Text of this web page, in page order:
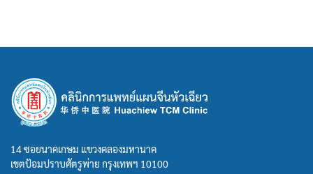
14 ซอยนาคเกษม แขวงคลองมหานาค
เขตป้อมปราบศัตรูพ่าย กรุงเทพฯ 10100